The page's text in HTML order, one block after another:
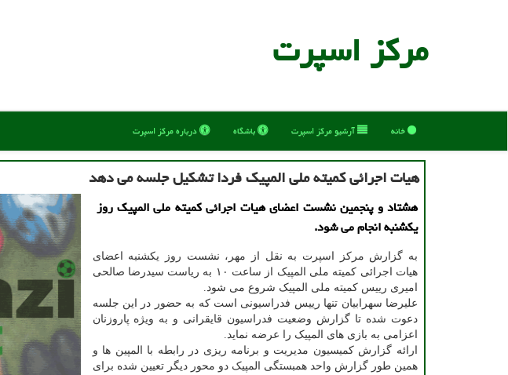
مركز اسپرت
خانه آرشیو مركز اسپرت باشگاه درباره مركز اسپرت
هیات اجرائی كمیته ملی المپیك فردا تشكیل جلسه می دهد
هشتاد و پنجمین نشست اعضای هیات اجرائی کمیته ملی المپیک روز
یکشنبه انجام می شود.
به گزارش مرکز اسپرت به نقل از مهر، نشست روز یکشنبه اعضای
هیات اجرائی کمیته ملی المپیک از ساعت ۱۰ به ریاست سیدرضا صالحی
امیری رییس کمیته ملی المپیک شروع می شود.
علیرضا سهرابیان تنها رییس فدراسیونی است که به حضور در این جلسه
دعوت شده تا گزارش وضعیت فدراسیون قایقرانی و به ویژه پاروزنان
اعزامی به بازی های المپیک را عرضه نماید.
ارائه گزارش کمیسیون مدیریت و برنامه ریزی در رابطه با المپین ها و
همین طور گزارش واحد همبستگی المپیک دو محور دیگر تعیین شده برای